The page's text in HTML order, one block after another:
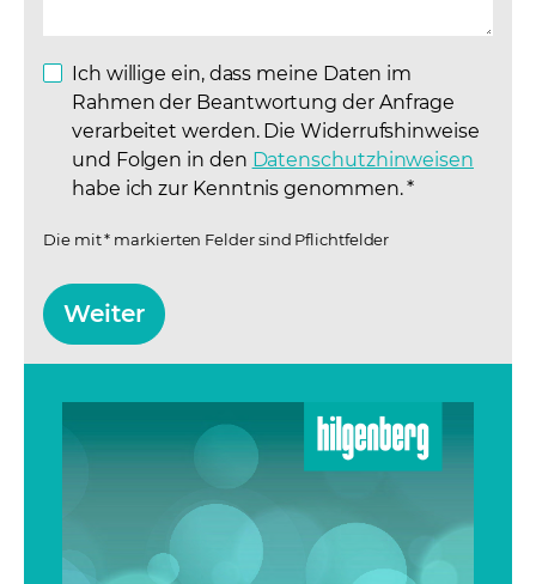
Ich willige ein, dass meine Daten im
Rahmen der Beantwortung der Anfrage
verarbeitet werden. Die Widerrufshinweise
und Folgen in den Datenschutzhinweisen
habe ich zur Kenntnis genommen.*
Die mit * markierten Felder sind Pflichtfelder
Weiter